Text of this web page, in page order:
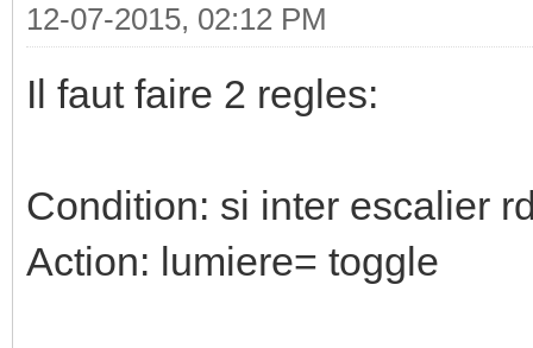
12-07-2015, 02:12 PM
Il faut faire 2 regles:
Condition: si inter escalier
Action: lumiere= toggle